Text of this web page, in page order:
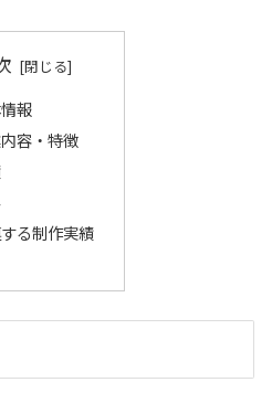
報
容・特徴
る制作実績